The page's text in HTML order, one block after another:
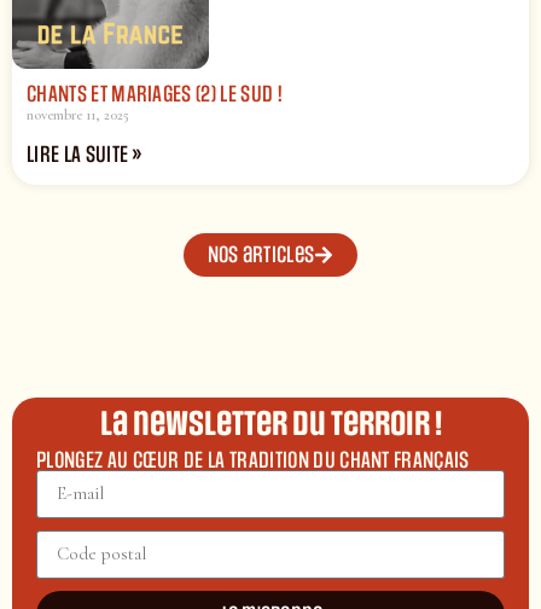
CHANTS ET MARIAGES (2) LE SUD !
novembre 11, 2025
LIRE LA SUITE »
Nos articles
La newsletter du terroir !
PLONGEZ AU CŒUR DE LA TRADITION DU CHANT FRANÇAIS